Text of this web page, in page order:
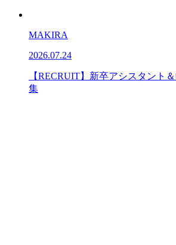
MAKIRA
2026.07.24
【RECRUIT】新卒アシスタント
集